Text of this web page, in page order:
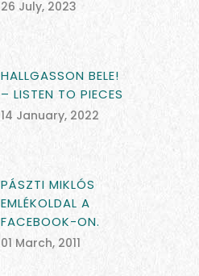
26 July, 2023
HALLGASSON BELE!
– LISTEN TO PIECES
14 January, 2022
PÁSZTI MIKLÓS
EMLÉKOLDAL A
FACEBOOK-ON.
01 March, 2011